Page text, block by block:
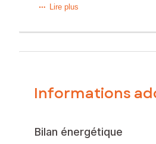
Située sur la commune de
Dépendances:
Climatisation réversible
Lire plus
Informations
Bilan énergétique